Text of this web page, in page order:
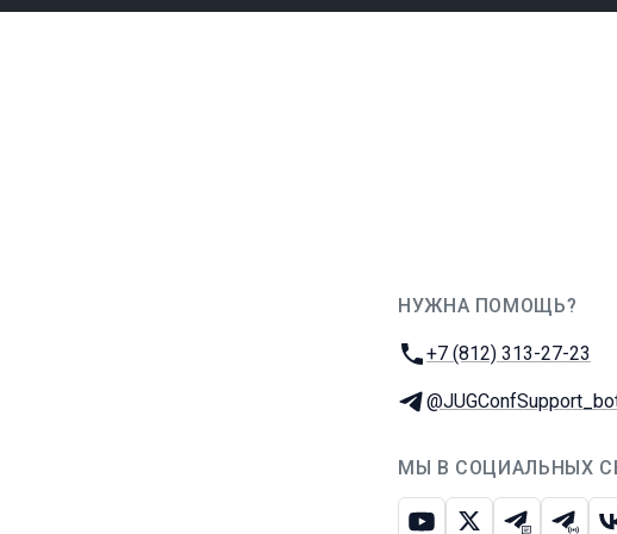
НУЖНА ПОМОЩЬ?
Телефон:
+7 (812) 313-27-23
Телеграм:
МЫ В СОЦИАЛЬНЫХ